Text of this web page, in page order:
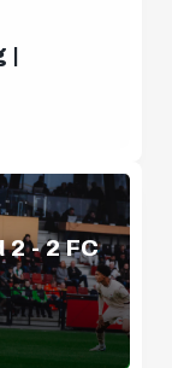
|
2 - 2 FC